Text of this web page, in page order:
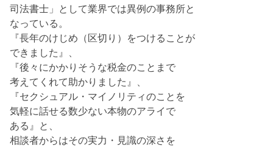
司法書士」として業界では異例の事務所と
なっている。
『長年のけじめ（区切り）をつけることが
できました』、
『後々にかかりそうな税金のことまで
考えてくれて助かりました』、
『セクシュアル・マイノリティのことを
気軽に話せる数少ない本物のアライで
ある』と、
相談者からはその実力・見識の深さを